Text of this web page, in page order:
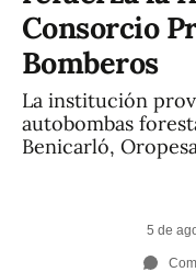
Consorcio
Bomberos
La institución
autobombas
Benicarló,
5 de